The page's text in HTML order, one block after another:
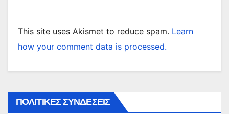
This site uses Akismet to reduce spam. Learn
how your comment data is processed.
ΠΟΛΙΤΙΚΕΣ ΣΥΝΔΕΣΕΙΣ